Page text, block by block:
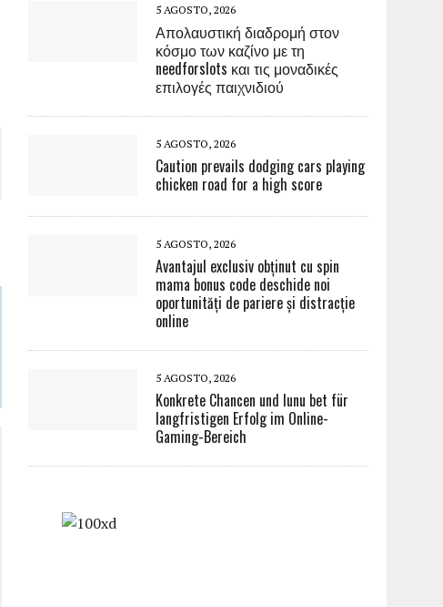
5 AGOSTO, 2026
Απολαυστική διαδρομή στον
κόσμο των καζίνο με τη
needforslots και τις μοναδικές
επιλογές παιχνιδιού
5 AGOSTO, 2026
Caution prevails dodging cars playing
chicken road for a high score
5 AGOSTO, 2026
Avantajul exclusiv obținut cu spin
mama bonus code deschide noi
oportunități de pariere și distracție
online
5 AGOSTO, 2026
Konkrete Chancen und lunu bet für
langfristigen Erfolg im Online-
Gaming-Bereich